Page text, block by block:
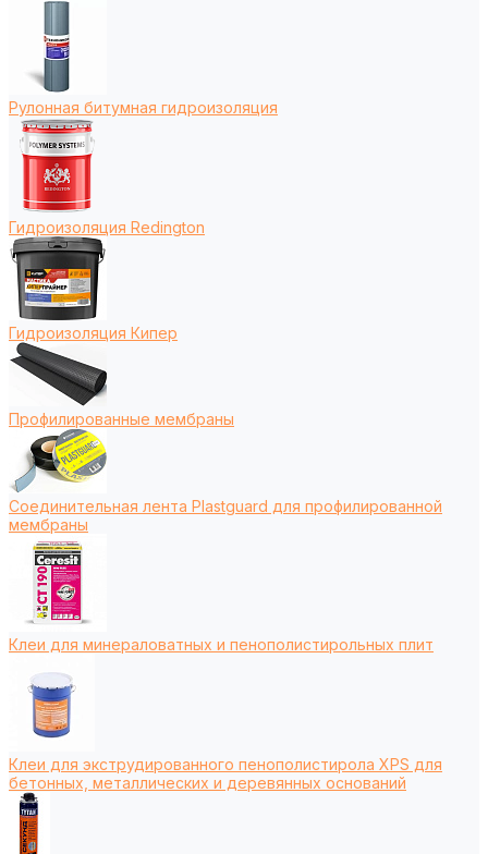
Рулонная битумная гидроизоляция
Гидроизоляция Redington
Гидроизоляция Кипер
Профилированные мембраны
Соединительная лента Plastguard для профилированной
мембраны
Клеи для минераловатных и пенополистирольных плит
Клеи для экструдированного пенополистирола XPS для
бетонных, металлических и деревянных оснований